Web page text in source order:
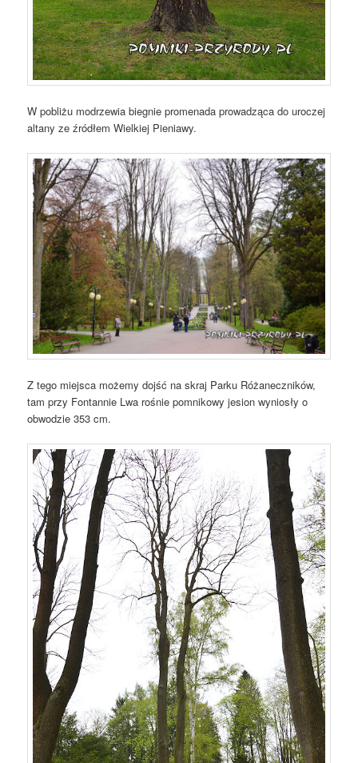
W pobliżu modrzewia biegnie promenada prowadząca do uroczej
altany ze źródłem Wielkiej Pieniawy.
Z tego miejsca możemy dojść na skraj Parku Różaneczników,
tam przy Fontannie Lwa rośnie pomnikowy jesion wyniosły o
obwodzie 353 cm.